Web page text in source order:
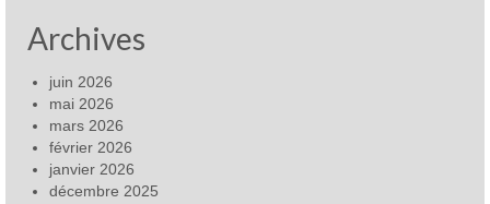
Archives
juin 2026
mai 2026
mars 2026
février 2026
janvier 2026
décembre 2025